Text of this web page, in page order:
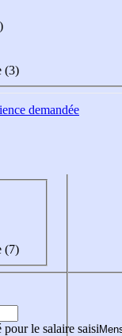
(3)
demandée
(7)
le salaire saisi